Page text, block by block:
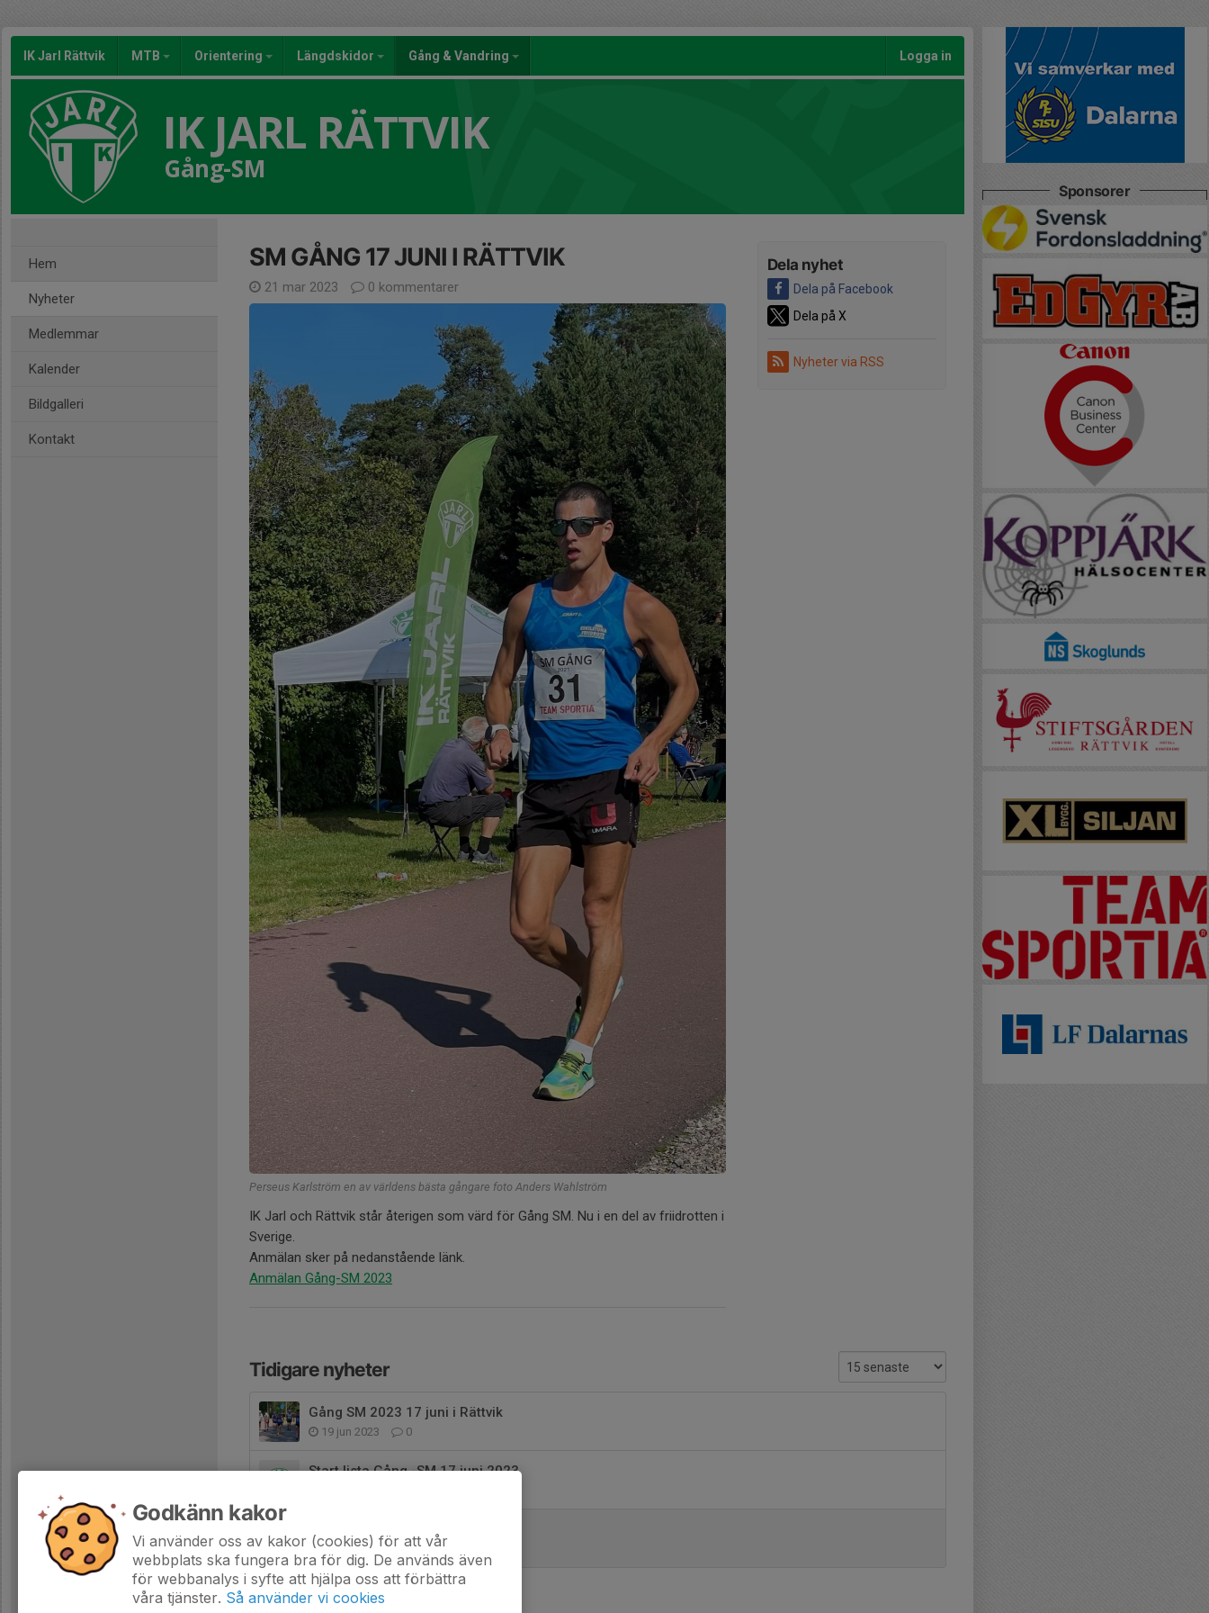
IK Jarl Rättvik MTB Orientering Längdskidor Gång & Vandring Logga in
IK JARL RÄTTVIK
Gång-SM
Hem
Nyheter
Medlemmar
Kalender
Bildgalleri
Kontakt
Dela nyhet
Dela på Facebook
Dela på X
Nyheter via RSS
SM GÅNG 17 JUNI I RÄTTVIK
21 mar 2023 0 kommentarer
Perseus Karlström en av världens bästa gångare foto Anders Wahlström
IK Jarl och Rättvik står återigen som värd för Gång SM. Nu i en del av friidrotten i
Sverige.
Anmälan sker på nedanstående länk.
Anmälan Gång-SM 2023
Tidigare nyheter
Gång SM 2023 17 juni i Rättvik
19 jun 2023 0
Start lista Gång -SM 17 juni 2023
21 mar 2023 0
Sponsorer
Godkänn kakor
Vi använder oss av kakor (cookies) för att vår
webbplats ska fungera bra för dig. De används även
för webbanalys i syfte att hjälpa oss att förbättra
våra tjänster. Så använder vi cookies